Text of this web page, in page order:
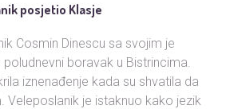
posjetio Klasje
Cosmin Dinescu sa svojim je
boravak u Bistrincima.
iznenađenje kada su shvatila da
Veleposlanik je istaknuo kako jezik